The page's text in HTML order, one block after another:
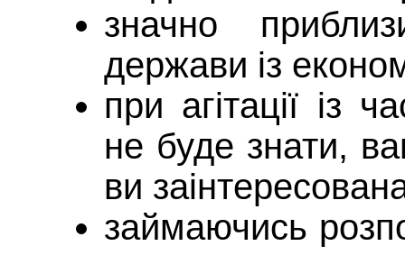
значно
держави із
при агітації із
не буде знати,
ви
займаючись